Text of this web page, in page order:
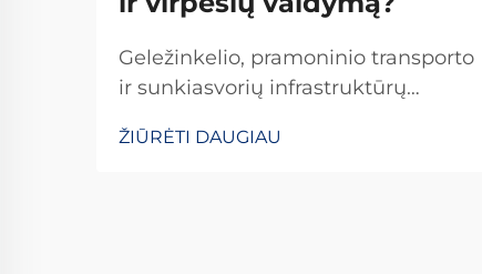
Geležinkelio, pramoninio transporto
ir sunkiasvorių infrastruktūrų
apkrovas, kartotinus smūgius ir
ŽIŪRĖTI DAUGIAU